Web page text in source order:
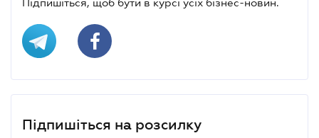
Підпишіться на розсилку